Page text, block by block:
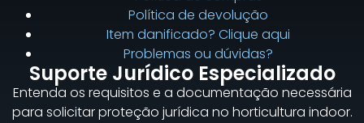
Política de devolução
Item danificado? Clique aqui
Problemas ou dúvidas?
Suporte Jurídico Especializado
Entenda os requisitos e a documentação necessária
para solicitar proteção jurídica no horticultura indoor.